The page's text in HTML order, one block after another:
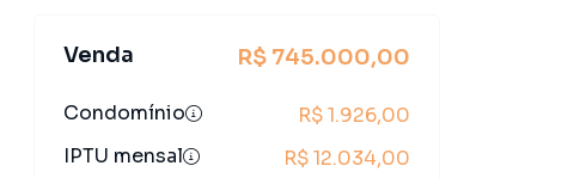
Venda R$ 745.000,00
Condomínio
R$ 1.926,00
IPTU mensal
R$ 12.034,00